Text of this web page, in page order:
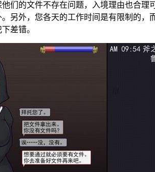
们的文件不存在问题，入境理由也合
另外，您各天的工作时间是有限制的
差错。